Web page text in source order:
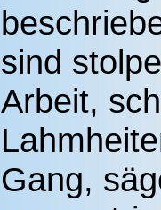
sind
Arbeit,
Gang,